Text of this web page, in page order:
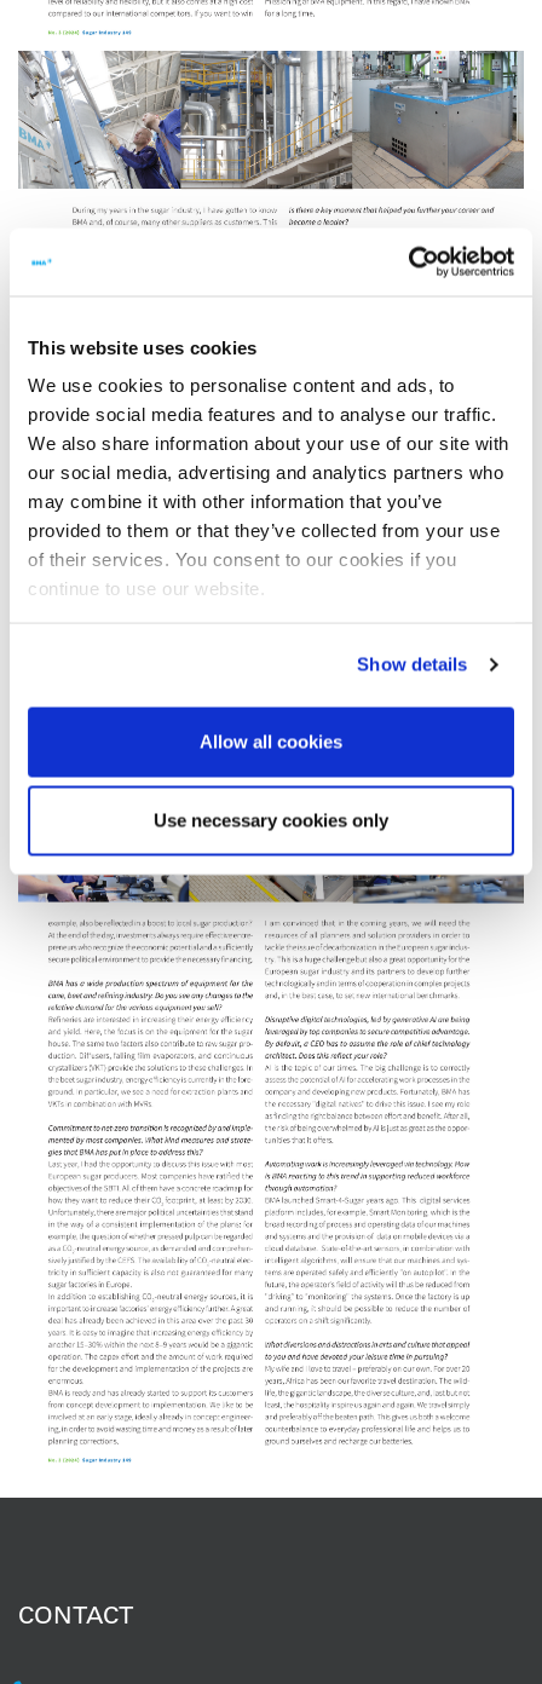
This website uses cookies
We use cookies to personalise content and ads, to
provide social media features and to analyse our traffic.
We also share information about your use of our site with
our social media, advertising and analytics partners who
may combine it with other information that you’ve
provided to them or that they’ve collected from your use
of their services. You consent to our cookies if you
continue to use our website.
Show details
Allow all cookies
Use necessary cookies only
CONTACT